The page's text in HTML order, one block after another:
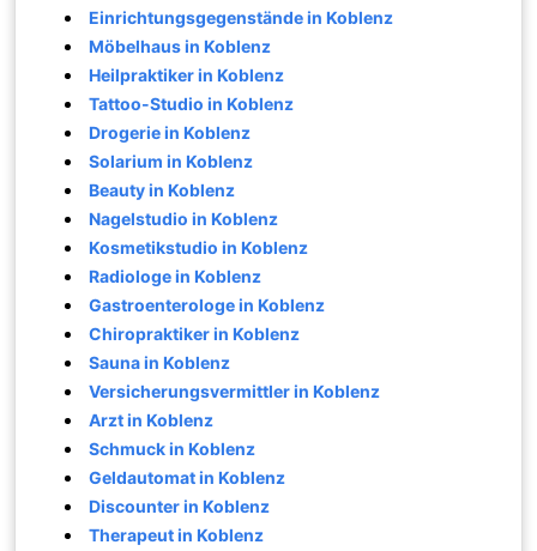
Einrichtungsgegenstände in Koblenz
Möbelhaus in Koblenz
Heilpraktiker in Koblenz
Tattoo-Studio in Koblenz
Drogerie in Koblenz
Solarium in Koblenz
Beauty in Koblenz
Nagelstudio in Koblenz
Kosmetikstudio in Koblenz
Radiologe in Koblenz
Gastroenterologe in Koblenz
Chiropraktiker in Koblenz
Sauna in Koblenz
Versicherungsvermittler in Koblenz
Arzt in Koblenz
Schmuck in Koblenz
Geldautomat in Koblenz
Discounter in Koblenz
Therapeut in Koblenz